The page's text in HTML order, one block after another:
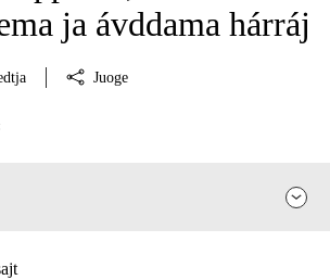
ja ávddama hárráj
Juoge